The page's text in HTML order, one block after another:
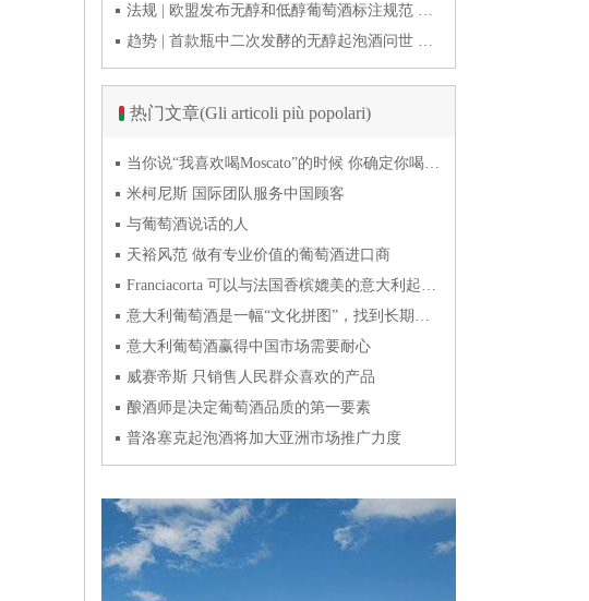
法规 | 欧盟发布无醇和低醇葡萄酒标注规范 无醇酒可以被种出来吗
趋势 | 首款瓶中二次发酵的无醇起泡酒问世 意大利酿酒师用特种酵母开创历史
热门文章(Gli articoli più popolari)
当你说“我喜欢喝Moscato”的时候 你确定你喝的到底是什么吗？
米柯尼斯 国际团队服务中国顾客
与葡萄酒说话的人
天裕风范 做有专业价值的葡萄酒进口商
Franciacorta 可以与法国香槟媲美的意大利起泡酒
意大利葡萄酒是一幅“文化拼图”，找到长期合作伙伴最具挑战
意大利葡萄酒赢得中国市场需要耐心
威赛帝斯 只销售人民群众喜欢的产品
酿酒师是决定葡萄酒品质的第一要素
普洛塞克起泡酒将加大亚洲市场推广力度